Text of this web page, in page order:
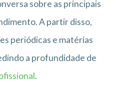
sobre as principais
A partir disso,
periódicas e matérias
a profundidade de
.